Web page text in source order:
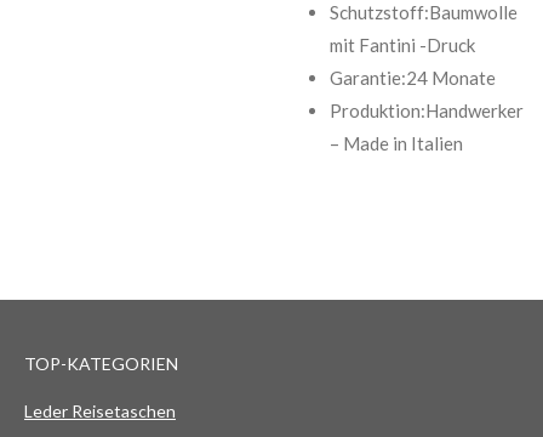
Schutzstoff:Baumwolle
mit Fantini -Druck
Garantie:24 Monate
Produktion:Handwerker
– Made in Italien
TOP-KATEGORIEN
Leder Reisetaschen